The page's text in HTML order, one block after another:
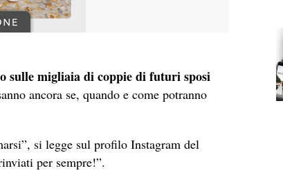
sulle migliaia di coppie di futuri sposi
ancora se, quando e come potranno
si legge sul profilo Instagram del
per sempre!”.